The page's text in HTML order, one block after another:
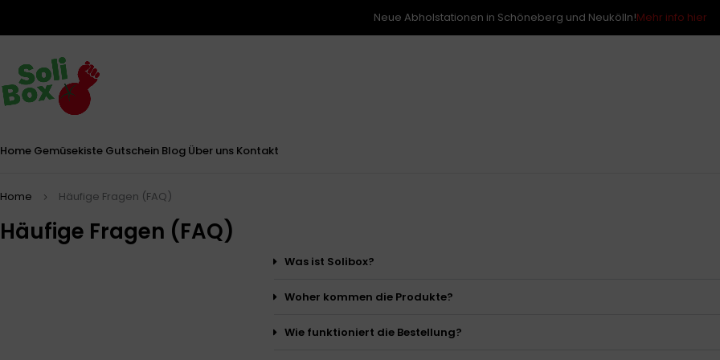
Neue Abholstationen in Schöneberg und Neukölln!Mehr info hier
Home Gemüsekiste Gutschein Blog Über uns Kontakt
Häufige Fragen (FAQ)
Home Häufige Fragen (FAQ)
Was ist Solibox?
Woher kommen die Produkte?
Wie funktioniert die Bestellung?